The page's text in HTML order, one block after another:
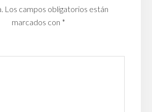
Los campos obligatorios están
marcados con *